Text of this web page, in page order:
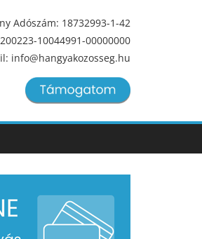
Adószám: 18732993-1-42
10044991-00000000
info@hangyakozosseg.hu